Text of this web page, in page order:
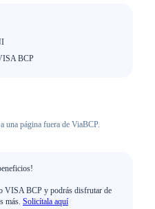
BCP
una página fuera de ViaBCP.
VISA BCP y podrás disfrutar de
más. Solicítala aquí